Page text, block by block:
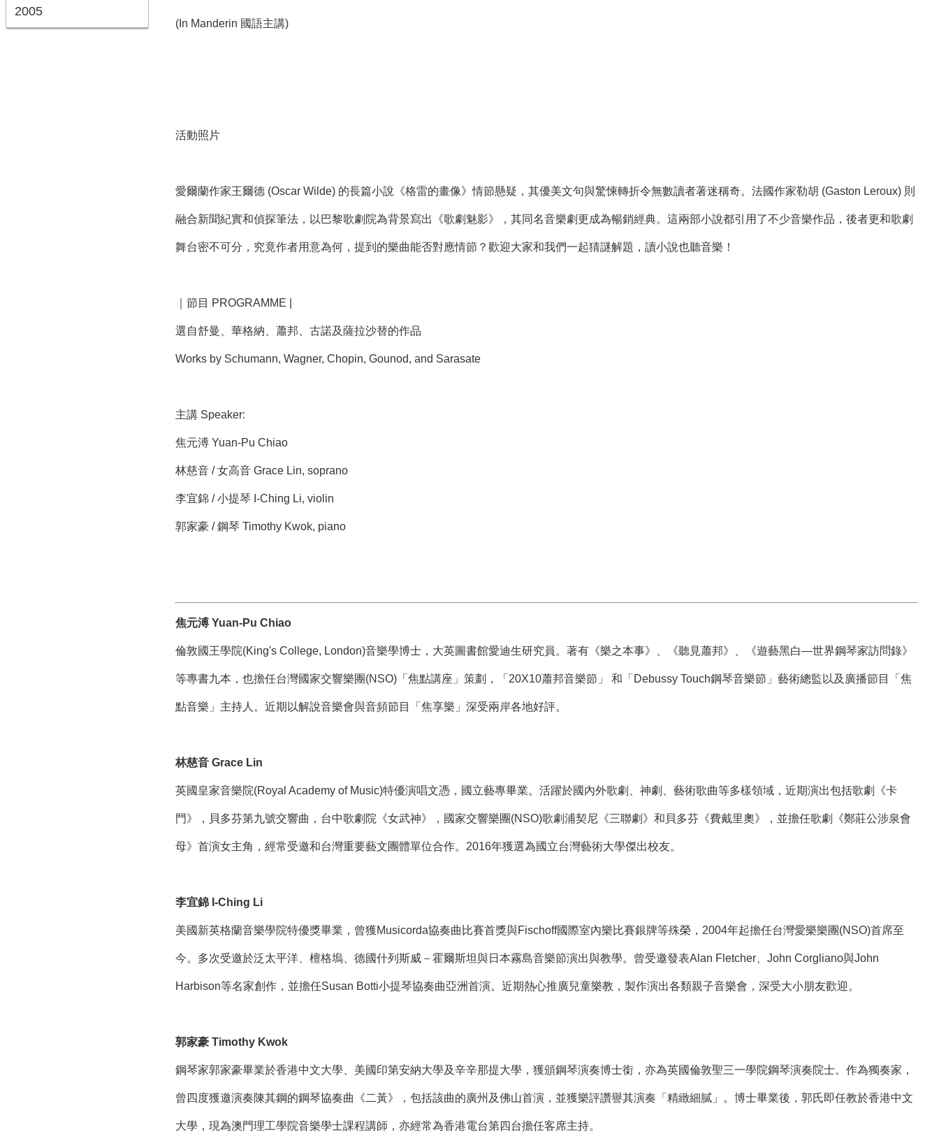
2005
(In Manderin 國語主講)
活動照片
愛爾蘭作家王爾德 (Oscar Wilde) 的長篇小說《格雷的畫像》情節懸疑，其優美文句與驚悚轉折令無數讀者著迷稱奇。法國作家勒胡 (Gaston Leroux) 則
融合新聞紀實和偵探筆法，以巴黎歌劇院為背景寫出《歌劇魅影》，其同名音樂劇更成為暢銷經典。這兩部小說都引用了不少音樂作品，後者更和歌劇
舞台密不可分，究竟作者用意為何，提到的樂曲能否對應情節？歡迎大家和我們一起猜謎解題，讀小說也聽音樂！
｜節目 PROGRAMME |
選自舒曼、華格納、蕭邦、古諾及薩拉沙替的作品
Works by Schumann, Wagner, Chopin, Gounod, and Sarasate
主講 Speaker:
焦元溥 Yuan-Pu Chiao
林慈音 / 女高音 Grace Lin, soprano
李宜錦 / 小提琴 I-Ching Li, violin
郭家豪 / 鋼琴 Timothy Kwok, piano
焦元溥 Yuan-Pu Chiao
倫敦國王學院(King's College, London)音樂學博士，大英圖書館愛迪生研究員。著有《樂之本事》、《聽見蕭邦》、《遊藝黑白—世界鋼琴家訪問錄》
等專書九本，也擔任台灣國家交響樂團(NSO)「焦點講座」策劃，「20X10蕭邦音樂節」 和「Debussy Touch鋼琴音樂節」藝術總監以及廣播節目「焦
點音樂」主持人。近期以解說音樂會與音頻節目「焦享樂」深受兩岸各地好評。​
林慈音 Grace Lin
英國皇家音樂院(Royal Academy of Music)特優演唱文憑，國立藝專畢業。活躍於國內外歌劇、神劇、藝術歌曲等多樣領域，近期演出包括歌劇《卡
門》，貝多芬第九號交響曲，台中歌劇院《女武神》，國家交響樂團(NSO)歌劇浦契尼《三聯劇》和貝多芬《費戴里奧》，並擔任歌劇《鄭莊公涉泉會
母》首演女主角，經常受邀和台灣重要藝文團體單位合作。2016年獲選為國立台灣藝術大學傑出校友。​
李宜錦 I-Ching Li
美國新英格蘭音樂學院特優獎畢業，曾獲Musicorda協奏曲比賽首獎與Fischoff國際室內樂比賽銀牌等殊榮，2004年起擔任台灣愛樂樂團(NSO)首席至
今。多次受邀於泛太平洋、檀格塢、德國什列斯威－霍爾斯坦與日本霧島音樂節演出與教學。曾受邀發表Alan Fletcher、John Corgliano與John
Harbison等名家創作，並擔任Susan Botti小提琴協奏曲亞洲首演。近期熱心推廣兒童樂教，製作演出各類親子音樂會，深受大小朋友歡迎。​
郭家豪 Timothy Kwok
鋼琴家郭家豪畢業於香港中文大學、美國印第安納大學及辛辛那提大學，獲頒鋼琴演奏博士銜，亦為英國倫敦聖三一學院鋼琴演奏院士。作為獨奏家，
曾四度獲邀演奏陳其鋼的鋼琴協奏曲《二黃》，包括該曲的廣州及佛山首演，並獲樂評讚譽其演奏「精緻細膩」。博士畢業後，郭氏即任教於香港中文
大學，現為澳門理工學院音樂學士課程講師，亦經常為香港電台第四台擔任客席主持。